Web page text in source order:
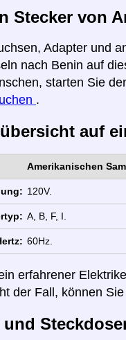
Stecker von
Adapter und
nach Benin auf
starten Sie
.
auf
Amerikanischen
120V.
A, B, F, I.
60Hz.
erfahrener
der Fall, können
und